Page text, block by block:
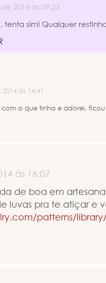
2014 às 09:23
tenta sim! Qualquer
às 14:41
com o que tinha e adorei,
às 16:07
de boa em
luvas pra te atiçar e
patterns/